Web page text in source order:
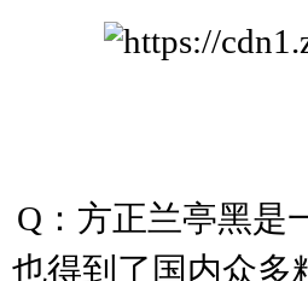
Q： 方正兰亭黑是
也得到了国内众